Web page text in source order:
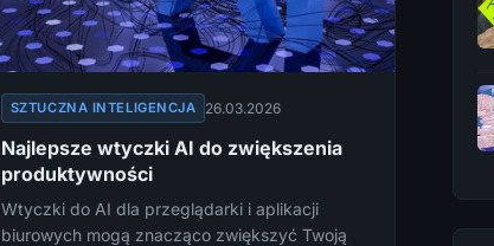
SZTUCZNA INTELIGENCJA 26.03.2026
Najlepsze wtyczki AI do zwiększenia
produktywności
Wtyczki do AI dla przeglądarki i aplikacji
biurowych mogą znacząco zwiększyć Twoją